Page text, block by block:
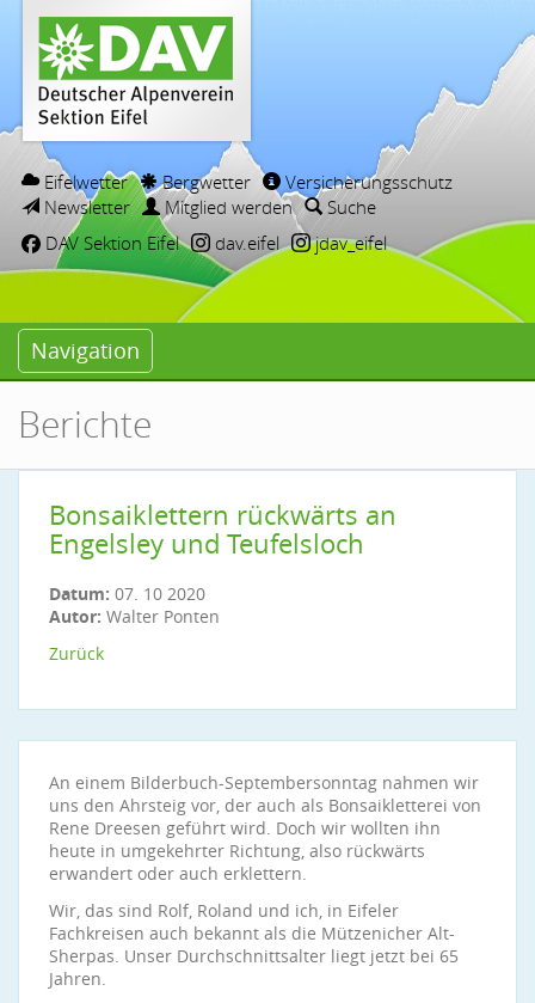
Eifelwetter Bergwetter
Versicherungsschutz
Newsletter
Mitglied werden
Suche
DAV Sektion Eifel
dav.eifel jdav_eifel
Navigation
Berichte
Bonsaiklettern rückwärts an
Engelsley und Teufelsloch
Datum: 07. 10 2020
Autor: Walter Ponten
Zurück
An einem Bilderbuch-Septembersonntag nahmen wir
uns den Ahrsteig vor, der auch als Bonsaikletterei von
Rene Dreesen geführt wird. Doch wir wollten ihn
heute in umgekehrter Richtung, also rückwärts
erwandert oder auch erklettern.
Wir, das sind Rolf, Roland und ich, in Eifeler
Fachkreisen auch bekannt als die Mützenicher Alt-
Sherpas. Unser Durchschnittsalter liegt jetzt bei 65
Jahren.